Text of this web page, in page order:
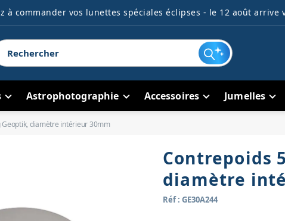
à commander vos lunettes spéciales éclipses - le 12 août arrive
Astrophotographie Accessoires Jumelles
Geoptik, diamètre intérieur 30mm
Contrepoids
diamètre
Réf : GE30A244